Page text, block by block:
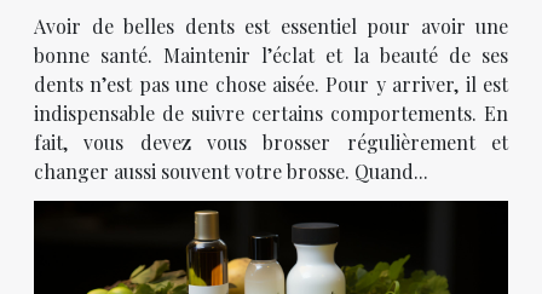
Avoir de belles dents est essentiel pour avoir une
bonne santé. Maintenir l’éclat et la beauté de ses
dents n’est pas une chose aisée. Pour y arriver, il est
indispensable de suivre certains comportements. En
fait, vous devez vous brosser régulièrement et
changer aussi souvent votre brosse. Quand...